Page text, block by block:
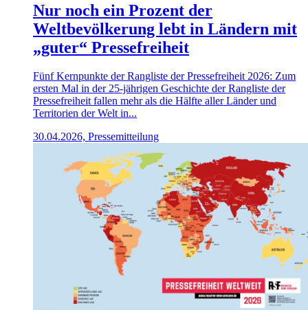
Nur noch ein Prozent der
Weltbevölkerung lebt in Ländern mit
„guter“ Pressefreiheit
Fünf Kernpunkte der Rangliste der Pressefreiheit 2026: Zum
ersten Mal in der 25-jährigen Geschichte der Rangliste der
Pressefreiheit fallen mehr als die Hälfte aller Länder und
Territorien der Welt in...
30.04.2026, Pressemitteilung